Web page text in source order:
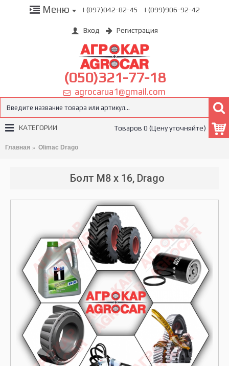
Меню | (097)042-82-45 | (099)906-92-42
Вход Регистрация
(050)321-77-18
agrocarua1@gmail.com
Товаров 0 (Цену уточняйте)
КАТЕГОРИИ
Главная Olimac Drago
Болт M8 x 16, Drago